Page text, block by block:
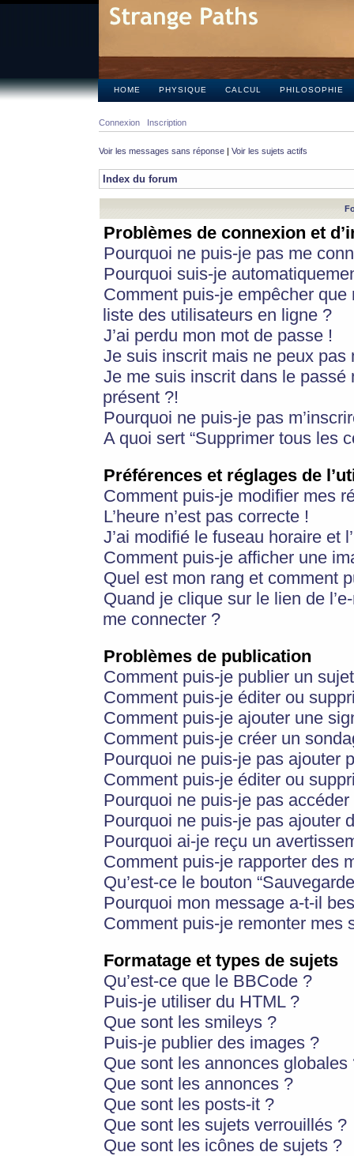
HOME PHYSIQUE CALCUL PHILOSOPHIE
Connexion Inscription
Voir les messages sans réponse | Voir les sujets actifs
Index du forum
Problèmes de connexion et
Pourquoi ne puis-je pas me
Pourquoi suis-je
Comment puis-je empêcher
liste des utilisateurs en ligne ?
J’ai perdu mon mot de passe !
Je suis inscrit mais ne peux pas
Je me suis inscrit dans le
présent ?!
Pourquoi ne puis-je pas
A quoi sert “Supprimer tous les
Préférences et réglages de
Comment puis-je modifier mes
L’heure n’est pas correcte !
J’ai modifié le fuseau horaire et
Comment puis-je afficher une
Quel est mon rang et comment
Quand je clique sur le lien de
me connecter ?
Problèmes de publication
Comment puis-je publier un
Comment puis-je éditer ou
Comment puis-je ajouter une
Comment puis-je créer un
Pourquoi ne puis-je pas ajouter
Comment puis-je éditer ou
Pourquoi ne puis-je pas
Pourquoi ne puis-je pas ajouter
Pourquoi ai-je reçu un
Comment puis-je rapporter des
Qu’est-ce le bouton
Pourquoi mon message a-t-il
Comment puis-je remonter mes
Formatage et types de sujets
Qu’est-ce que le BBCode ?
Puis-je utiliser du HTML ?
Que sont les smileys ?
Puis-je publier des images ?
Que sont les annonces globales
Que sont les annonces ?
Que sont les posts-it ?
Que sont les sujets verrouillés ?
Que sont les icônes de sujets ?